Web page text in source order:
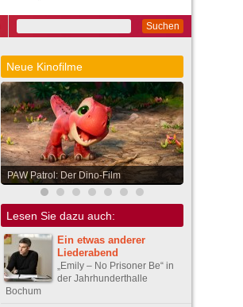
Suchen
Neue Kinofilme
PAW Patrol: Der Dino-Film
Lesen Sie dazu auch:
Ein etwas anderer
Liederabend
„Emily – No Prisoner Be“ in
der Jahrhunderthalle
Bochum